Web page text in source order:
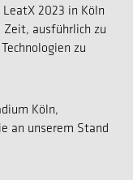
2023 in Köln
Zeit, ausführlich zu
zu
Köln,
an unserem Stand